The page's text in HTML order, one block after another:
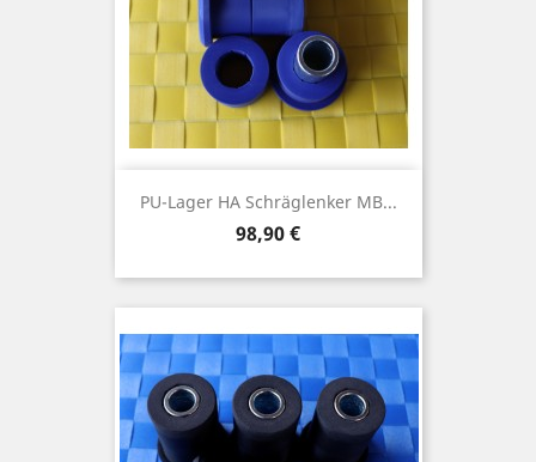
PU-Lager HA Schräglenker MB...
Preis
98,90 €